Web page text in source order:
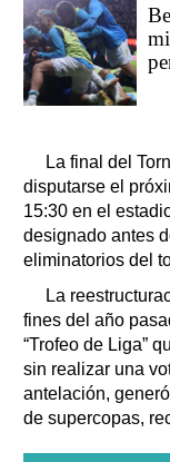
La final del
disputarse el
15:30 en el
designado antes
eliminatorios del
La
fines del año
“Trofeo de Liga”
sin realizar una
antelación,
de supercopas,